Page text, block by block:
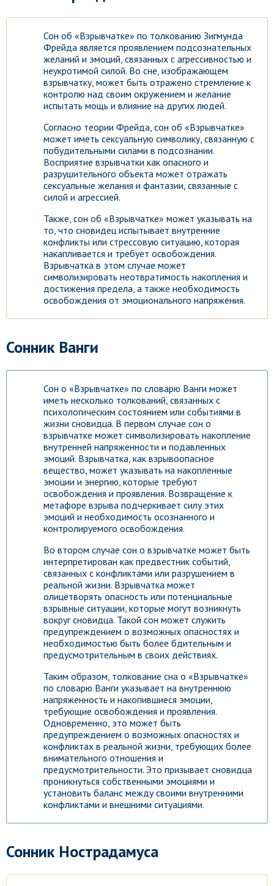
Сон об «Взрывчатке» по толкованию Зигмунда
Фрейда является проявлением подсознательных
желаний и эмоций, связанных с агрессивностью и
неукротимой силой. Во сне, изображающем
взрывчатку, может быть отражено стремление к
контролю над своим окружением и желание
испытать мощь и влияние на других людей.
Согласно теории Фрейда, сон об «Взрывчатке»
может иметь сексуальную символику, связанную с
побудительными силами в подсознании.
Восприятие взрывчатки как опасного и
разрушительного объекта может отражать
сексуальные желания и фантазии, связанные с
силой и агрессией.
Также, сон об «Взрывчатке» может указывать на
то, что сновидец испытывает внутренние
конфликты или стрессовую ситуацию, которая
накапливается и требует освобождения.
Взрывчатка в этом случае может
символизировать неотвратимость накопления и
достижения предела, а также необходимость
освобождения от эмоционального напряжения.
Сонник Ванги
Сон о «Взрывчатке» по словарю Ванги может
иметь несколько толкований, связанных с
психологическим состоянием или событиями в
жизни сновидца. В первом случае сон о
взрывчатке может символизировать накопление
внутренней напряженности и подавленных
эмоций. Взрывчатка, как взрывоопасное
вещество, может указывать на накопленные
эмоции и энергию, которые требуют
освобождения и проявления. Возвращение к
метафоре взрыва подчеркивает силу этих
эмоций и необходимость осознанного и
контролируемого освобождения.
Во втором случае сон о взрывчатке может быть
интерпретирован как предвестник событий,
связанных с конфликтами или разрушением в
реальной жизни. Взрывчатка может
олицетворять опасность или потенциальные
взрывные ситуации, которые могут возникнуть
вокруг сновидца. Такой сон может служить
предупреждением о возможных опасностях и
необходимостью быть более бдительным и
предусмотрительным в своих действиях.
Таким образом, толкование сна о «Взрывчатке»
по словарю Ванги указывает на внутреннюю
напряженность и накопившиеся эмоции,
требующие освобождения и проявления.
Одновременно, это может быть
предупреждением о возможных опасностях и
конфликтах в реальной жизни, требующих более
внимательного отношения и
предусмотрительности. Это призывает сновидца
проникнуться собственными эмоциями и
установить баланс между своими внутренними
конфликтами и внешними ситуациями.
Сонник Нострадамуса